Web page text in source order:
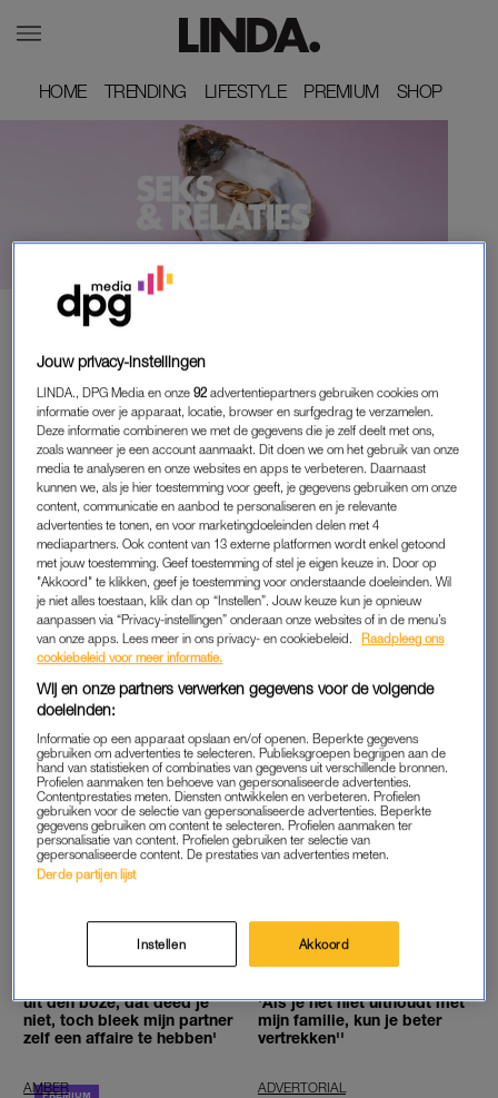
HOME
HOME TRENDING
TRENDING LIFESTYLE
LIFESTYLE PREMIUM
PREMIUM SHOP
SHOP
Noa (26): 'Ik moest in de
spiegel kijken terwijl zij met
me aan het seksen was en
de tranen sprongen in mijn
ogen'
het orgasme omhoog. Ze
kreunde, hard,
ongecontroleerd. Haar lijf
schokte'
OPROEP
Waarom ben (én blijf) jij
bewust single? Vertel het
aan LINDA.
ADVERTORIAL
Op de fiets met jonge kids? Zo
wordt het ineens hartstikke
makkelijk
OPROEP
'Ik weet dat mijn partner
vreemdgaat en ik vind het
eigenlijk wel prima'
LIEVE HELEEN
moeilijk om meerdere keren
klaar te komen tijdens een
PERSOONLIJK VERHAAL
Merel verhuist voor een man
naar andere kant van het
land, maar hij verdwijnt:
'Huur al maanden niet
betaald'
ADVERTORIAL
Ja écht: WorldPride is nog in
volle gang – en hier rol je nu
het allerlekkerst je bed in na
het feesten
VERLATEN VROUW
uit den boze, dat deed je
niet, toch bleek mijn partner
zelf een affaire te hebben'
'Als je het niet uithoudt met
mijn familie, kun je beter
vertrekken''
AMBER ADVERTORIAL
Jouw privacy-instellingen
LINDA., DPG Media en onze92 advertentiepartners gebruiken cookies om
informatie over je apparaat, locatie, browser en surfgedrag te verzamelen.
Deze informatie combineren we met de gegevens die je zelf deelt met ons,
zoals wanneer je een account aanmaakt. Dit doen we om het gebruik van onze
media te analyseren en onze websites en apps te verbeteren. Daarnaast
kunnen we, als je hier toestemming voor geeft, je gegevens gebruiken om onze
content, communicatie en aanbod te personaliseren en je relevante
advertenties te tonen, en voor marketingdoeleinden delen met 4
mediapartners. Ook content van 13 externe platformen wordt enkel getoond
met jouw toestemming. Geef toestemming of stel je eigen keuze in. Door op
"Akkoord" te klikken, geef je toestemming voor onderstaande doeleinden. Wil
je niet alles toestaan, klik dan op “Instellen”. Jouw keuze kun je opnieuw
aanpassen via “Privacy-instellingen” onderaan onze websites of in de menu’s
van onze apps. Lees meer in ons privacy- en cookiebeleid.
Raadpleeg ons
cookiebeleid voor meer informatie.
Wij en onze partners verwerken gegevens voor de volgende
doeleinden:
Informatie op een apparaat opslaan en/of openen. Beperkte gegevens
gebruiken om advertenties te selecteren. Publieksgroepen begrijpen aan de
hand van statistieken of combinaties van gegevens uit verschillende bronnen.
Profielen aanmaken ten behoeve van gepersonaliseerde advertenties.
Contentprestaties meten. Diensten ontwikkelen en verbeteren. Profielen
gebruiken voor de selectie van gepersonaliseerde advertenties. Beperkte
gegevens gebruiken om content te selecteren. Profielen aanmaken ter
personalisatie van content. Profielen gebruiken ter selectie van
gepersonaliseerde content. De prestaties van advertenties meten.
Derde partijen lijst
Instellen Akkoord